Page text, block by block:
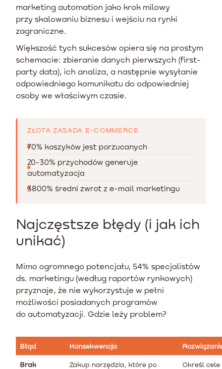
marketing automation jako krok milowy
przy skalowaniu biznesu i wejściu na rynki
zagraniczne.
Większość tych sukcesów opiera się na prostym
schemacie: zbieranie danych pierwszych (first-
party data), ich analiza, a następnie wysyłanie
odpowiedniego komunikatu do odpowiedniej
osoby we właściwym czasie.
ZŁOTA ZASADA E-COMMERCE
70% koszyków jest porzucanych
20-30% przychodów generuje
automatyzacja
3800% średni zwrot z e-mail marketingu
Najczęstsze błędy (i jak ich
unikać)
Mimo ogromnego potencjału, 54% specjalistów
ds. marketingu (według raportów rynkowych)
przyznaje, że nie wykorzystuje w pełni
możliwości posiadanych programów
do automatyzacji. Gdzie leży problem?
Błąd Konsekwencja
Brak
Zakup narzędzia, które po
Określ cele